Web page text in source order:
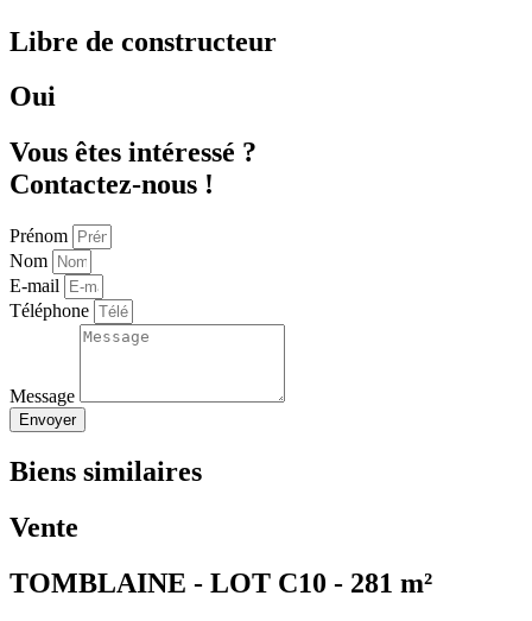
Libre de constructeur
Oui
Vous êtes intéressé ?
Contactez-nous !
Prénom
Nom
E-mail
Téléphone
Message
Envoyer
Biens similaires
Vente
TOMBLAINE - LOT C10 - 281 m²